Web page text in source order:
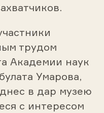
трудом
Академии наук
Умарова,
в дар музею
с интересом